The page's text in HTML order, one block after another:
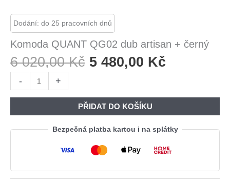
Dodání: do 25 pracovních dnů
Komoda QUANT QG02 dub artisan + černý
6 020,00Kč Původní
6
020,00 Kč.
5 480,00 Kč
480,00
-
QUANT
dub
artisan
+
PŘIDAT DO KOŠÍKU
Bezpečná platba kartou i na splátky